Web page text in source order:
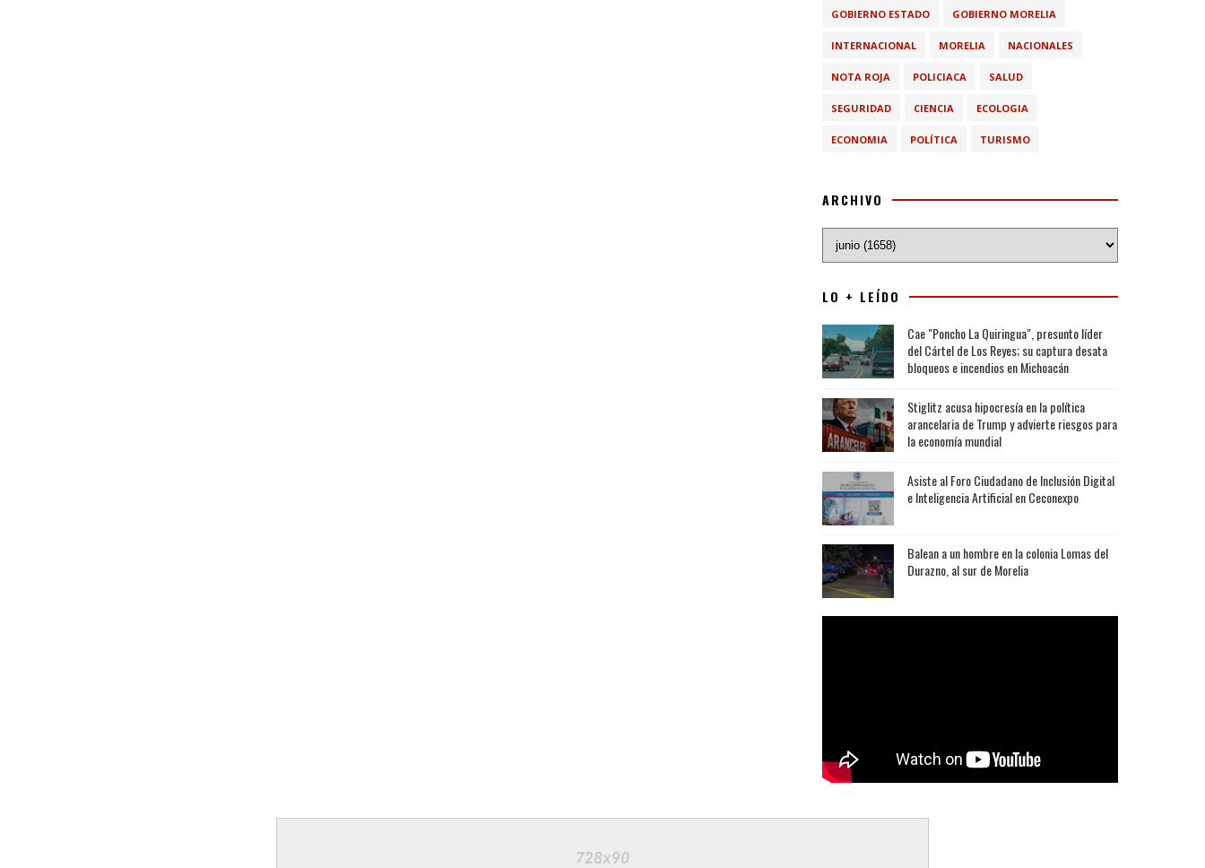
GOBIERNO ESTADO GOBIERNO MORELIA
INTERNACIONAL MORELIA NACIONALES
NOTA ROJA POLICIACA SALUD
SEGURIDAD CIENCIA ECOLOGIA
ECONOMIA POLÍTICA TURISMO
ARCHIVO
LO + LEÍDO
Cae "Poncho La Quiringua", presunto líder
del Cártel de Los Reyes; su captura desata
bloqueos e incendios en Michoacán
Stiglitz acusa hipocresía en la política
arancelaria de Trump y advierte riesgos para
la economía mundial
Asiste al Foro Ciudadano de Inclusión Digital
e Inteligencia Artificial en Ceconexpo
Balean a un hombre en la colonia Lomas del
Durazno, al sur de Morelia